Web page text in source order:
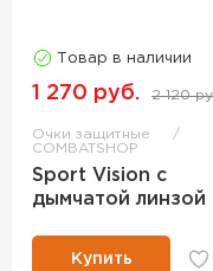
Товар в наличии
1 270 руб. 2 120
Очки защитные
COMBATSHOP
Sport Vision с
дымчатой линзой
Купить